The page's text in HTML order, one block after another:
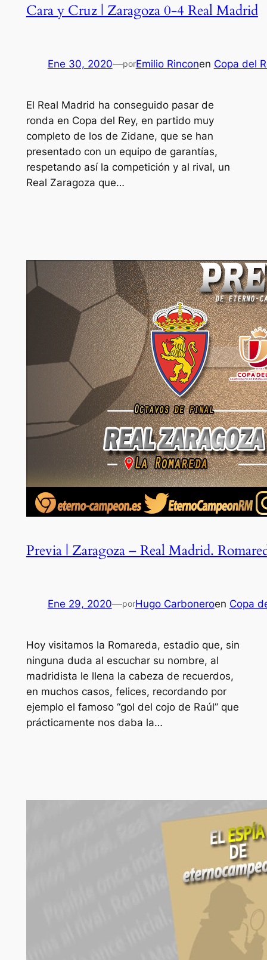
Cara y Cruz | Zaragoza 0-4 Real Madrid
Ene 30, 2020—porEmilio Rinconen Copa del
El Real Madrid ha conseguido pasar de
ronda en Copa del Rey, en partido muy
completo de los de Zidane, que se han
presentado con un equipo de garantías,
respetando así la competición y al rival, un
Real Zaragoza que…
Previa | Zaragoza – Real Madrid.
Ene 29, 2020—porHugo Carboneroen Copa
Hoy visitamos la Romareda, estadio que, sin
ninguna duda al escuchar su nombre, al
madridista le llena la cabeza de recuerdos,
en muchos casos, felices, recordando por
ejemplo el famoso “gol del cojo de Raúl” que
prácticamente nos daba la…